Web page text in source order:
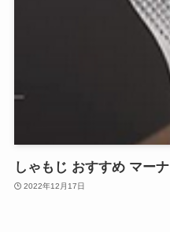
しゃもじ おすすめ マーナ
2022年12月17日